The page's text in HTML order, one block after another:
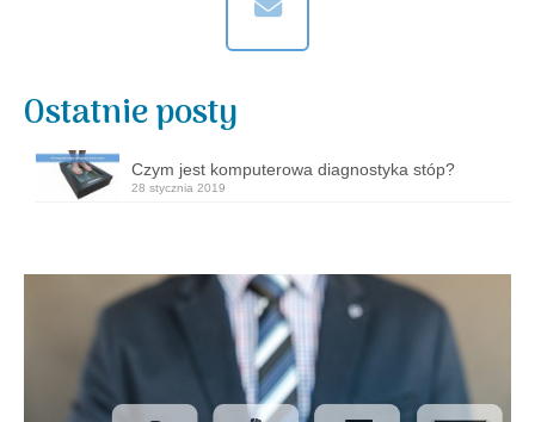
Ostatnie posty
Czym jest komputerowa diagnostyka stóp?
28 stycznia 2019